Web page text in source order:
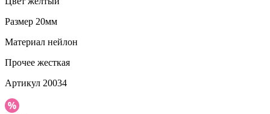
Размер 20мм
Материал нейлон
Прочее жесткая
Артикул 20034